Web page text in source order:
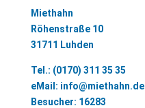
Miethahn
Röhenstraße 10
31711 Luhden
Tel.: (0170) 311 35 35
eMail: info@miethahn.de
Besucher: 16283